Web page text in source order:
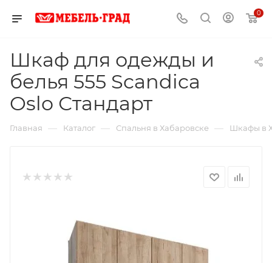
0
Шкаф для одежды и
белья 555 Scandica
Oslo Стандарт
Главная — Каталог — Спальня в Хабаровске — Шкафы в